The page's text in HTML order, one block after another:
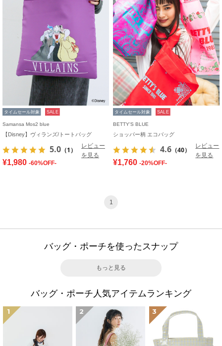
タイムセール対象 SALE
Samansa Mos2 blue
【Disney】ヴィランズ/トートバッグ
5.0 （1）
レビュー
を見る
¥1,980 -60%OFF-
タイムセール対象 SALE
BETTY'S BLUE
ショッパー柄 エコバッグ
4.6 （40）
レビュー
を見る
¥1,760 -20%OFF-
1
バッグ・ポーチを使ったスナップ
もっと見る
バッグ・ポーチ人気アイテムランキング
1 2 3